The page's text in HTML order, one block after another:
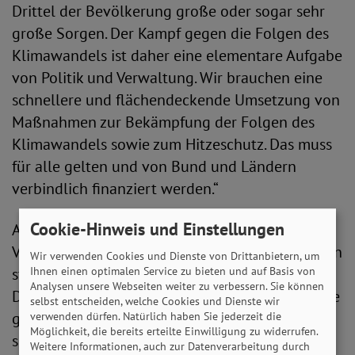
Drittel der Bevölkerung große oder sogar sehr
große Sorgen. Der Kampf gegen die Folgen des
Klimawandels ist daher eine elementare Aufgabe
von Politik und Verwaltung. Wir brauchen eine
schnellere und flächendeckende Umsetzung von
Maßnahmen zur Bekämpfung der Folgen des
Klimawandels sowie zum Hitzeschutz. Das muss
für alle gelten und von Bund und Ländern
verbindlich finanziert werden.“
Alles andere hätte aus Sicht der
Vorstandsvorsitzenden fatale Folgen. „Seit Jahren
sterben durch die Hitze jedes Jahr in
Deutschland mehrere Tausend Menschen. Unsere
gesamte Gesellschaft und unsere Infrastruktur
sind schlichtweg nicht auf extrem heiße
Cookie-Hinweis und Einstellungen
Wir verwenden Cookies und Dienste von Drittanbietern, um
Ihnen einen optimalen Service zu bieten und auf Basis von
Analysen unsere Webseiten weiter zu verbessern. Sie können
selbst entscheiden, welche Cookies und Dienste wir
verwenden dürfen. Natürlich haben Sie jederzeit die
Möglichkeit, die bereits erteilte Einwilligung zu widerrufen.
Weitere Informationen, auch zur Datenverarbeitung durch